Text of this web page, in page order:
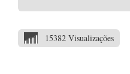
15382 Visualizações